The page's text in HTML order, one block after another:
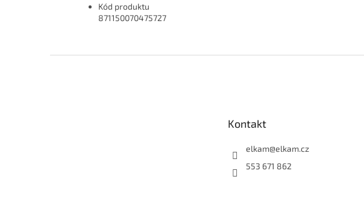
Kód produktu
871150070475727
Kontakt
elkam@elkam.cz
553 671 862